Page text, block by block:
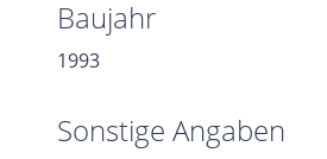
Baujahr
1993
Sonstige Angaben